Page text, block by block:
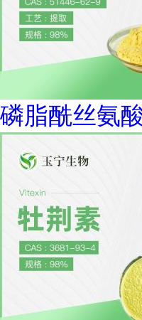
磷脂酰丝氨